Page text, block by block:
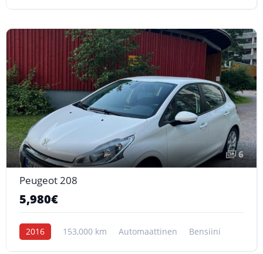
6
Peugeot 208
5,980€
2016 153,000 km Automaattinen Bensiini